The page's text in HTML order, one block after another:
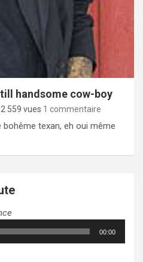
handsome cow-boy
559 vues 1 commentaire
texan, eh oui même
00:00